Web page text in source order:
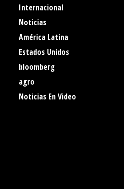
Internacional
Noticias
América Latina
Estados Unidos
bloomberg
agro
Noticias En Video